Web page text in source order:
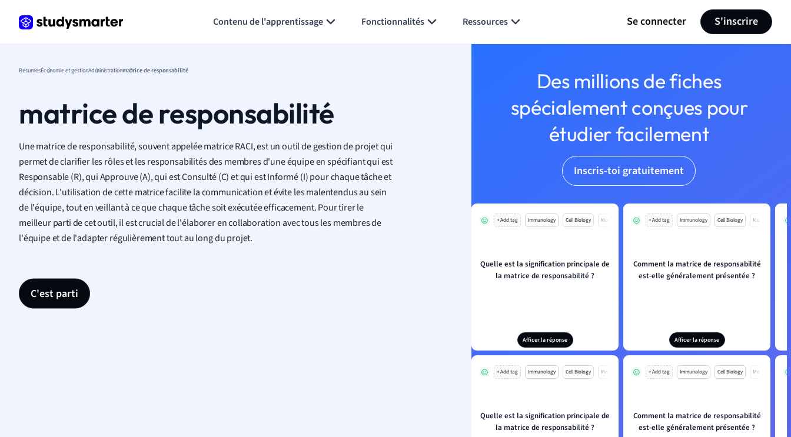
Contenu de l'apprentissage Fonctionnalités Ressources Se connecter S'inscrire
ResumesÉconomie et gestionAdministrationmatrice de responsabilité
matrice de responsabilité
Une matrice de responsabilité, souvent appelée matrice RACI, est un outil de gestion de projet qui
permet de clarifier les rôles et les responsabilités des membres d'une équipe en spécifiant qui est
Responsable (R), qui Approuve (A), qui est Consulté (C) et qui est Informé (I) pour chaque tâche et
décision. L'utilisation de cette matrice facilite la communication et évite les malentendus au sein
de l'équipe, tout en veillant à ce que chaque tâche soit exécutée efficacement. Pour tirer le
meilleur parti de cet outil, il est crucial de l'élaborer en collaboration avec tous les membres de
l'équipe et de l'adapter régulièrement tout au long du projet.
C'est parti
Des millions de fiches
spécialement conçues pour
étudier facilement
Inscris-toi gratuitement
+ Add tag Immunology Cell Biology Mo
Quelle est la signification principale de
la matrice de responsabilité ?
Afficer la réponse
+ Add tag Immunology Cell Biology Mo
Comment la matrice de responsabilité
est-elle généralement présentée ?
Afficer la réponse
+ Add tag Immunology Cell Biology Mo
Quelle est la signification principale de
la matrice de responsabilité ?
+ Add tag Immunology Cell Biology Mo
Comment la matrice de responsabilité
est-elle généralement présentée ?